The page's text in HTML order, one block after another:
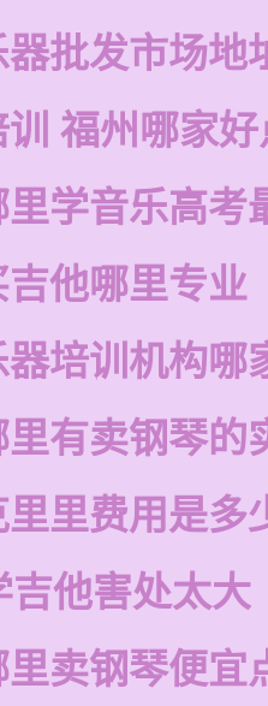
批发市场地
训 福州哪家好
学音乐高考
他哪里专业
培训机构哪
有卖钢琴的
里里费用是多
吉他害处太大
卖钢琴便宜